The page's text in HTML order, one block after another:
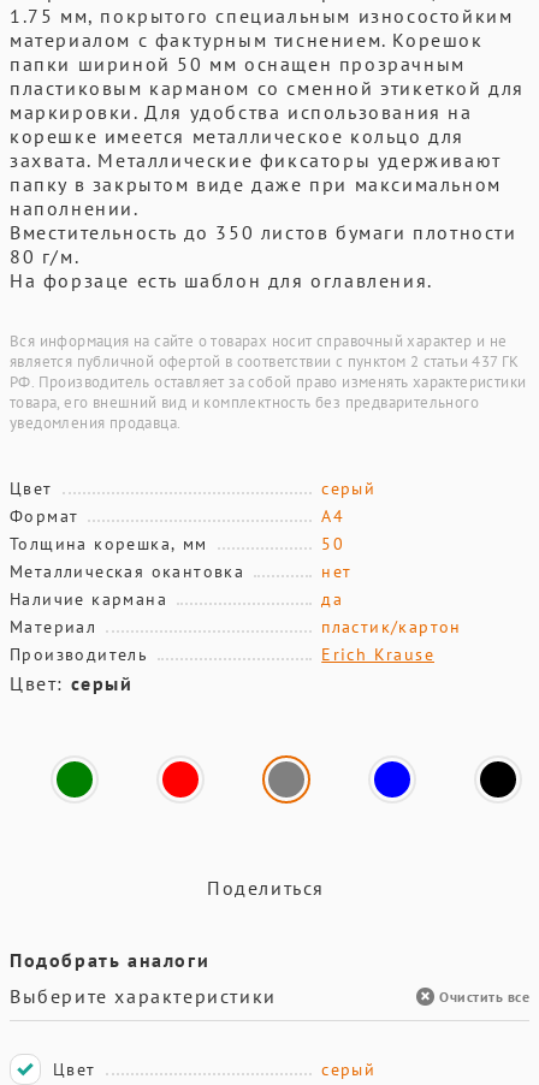
1.75 мм, покрытого специальным износостойким
материалом с фактурным тиснением. Корешок
папки шириной 50 мм оснащен прозрачным
пластиковым карманом со сменной этикеткой для
маркировки. Для удобства использования на
корешке имеется металлическое кольцо для
захвата. Металлические фиксаторы удерживают
папку в закрытом виде даже при максимальном
наполнении.
Вместительность до 350 листов бумаги плотности
80 г/м.
На форзаце есть шаблон для оглавления.
Вся информация на сайте о товарах носит справочный характер и не
является публичной офертой в соответствии с пунктом 2 статьи 437 ГК
РФ. Производитель оставляет за собой право изменять характеристики
товара, его внешний вид и комплектность без предварительного
уведомления продавца.
Цвет
серый
Формат
А4
Толщина корешка, мм
50
Металлическая окантовка
нет
Наличие кармана
да
Материал
пластик/картон
Производитель
Erich Krause
Цвет: серый
Поделиться
Подобрать аналоги
Выберите характеристики
Очистить все
Цвет
серый